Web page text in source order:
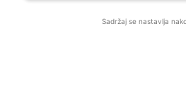
Sadržaj se nastavlja